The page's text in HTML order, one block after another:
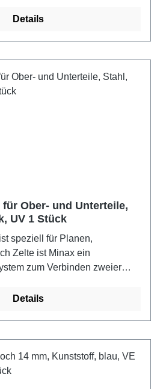
Kunststoffsteile (PVC) ist sind
Details
Ober- und Unterteile,
UV 1 Stück
speziell für Planen,
Zelte ist Minax ein
zum Verbinden zweier
Kunststoffsteile ist sind Ober-
Details